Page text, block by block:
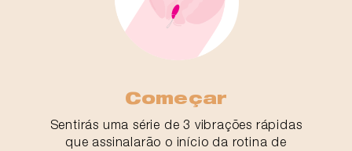
Começar
Sentirás uma série de 3 vibrações rápidas
que assinalarão o início da rotina de